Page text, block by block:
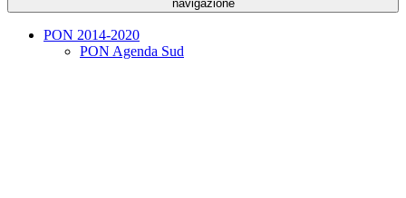
navigazione
PON 2014-2020
PON Agenda Sud